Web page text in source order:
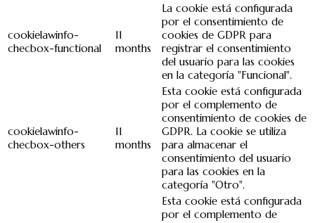
cookielawinfo-
checbox-functional
11
months
La cookie está configurada
por el consentimiento de
cookies de GDPR para
registrar el consentimiento
del usuario para las cookies
en la categoría "Funcional".
cookielawinfo-
checbox-others
11
months
Esta cookie está configurada
por el complemento de
consentimiento de cookies de
GDPR. La cookie se utiliza
para almacenar el
consentimiento del usuario
para las cookies en la
categoría "Otro".
Esta cookie está configurada
por el complemento de